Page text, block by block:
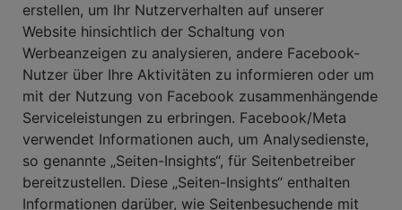
erstellen, um Ihr Nutzerverhalten auf unserer
Website hinsichtlich der Schaltung von
Werbeanzeigen zu analysieren, andere Facebook-
Nutzer über Ihre Aktivitäten zu informieren oder um
mit der Nutzung von Facebook zusammenhängende
Serviceleistungen zu erbringen. Facebook/Meta
verwendet Informationen auch, um Analysedienste,
so genannte „Seiten-Insights“, für Seitenbetreiber
bereitzustellen. Diese „Seiten-Insights“ enthalten
Informationen darüber, wie Seitenbesuchende mit